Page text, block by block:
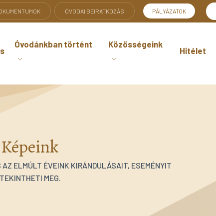
ÓVODAI BEIRATKOZÁS PÁLYÁZATOK
Óvodánkban történt Közösségeink
Hitélet
Képeink
ELMÚLT ÉVEINK KIRÁNDULÁSAIT, ESEMÉNYIT
TEKINTHETI MEG.